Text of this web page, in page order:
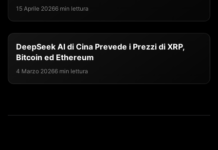
15 Aprile 20266 min lettura
DeepSeek AI di Cina Prevede i Prezzi di XRP,
Bitcoin ed Ethereum
4 Marzo 20266 min lettura